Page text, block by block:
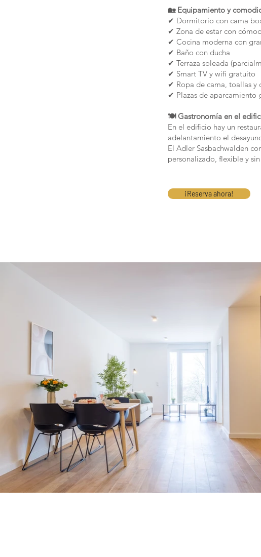
🏡 Equipamiento y
✔ Dormitorio con cama
✔ Zona de estar con
✔ Cocina moderna con
✔ Baño con ducha
✔ Terraza soleada
✔ Smart TV y wifi gratuito
✔ Ropa de cama, toallas y
✔ Plazas de aparcamiento
🍽 Gastronomía en el
En el edificio hay un
adelantamiento el
El Adler Sasbachwalden
personalizado, flexible y
¡Reserva ahora!